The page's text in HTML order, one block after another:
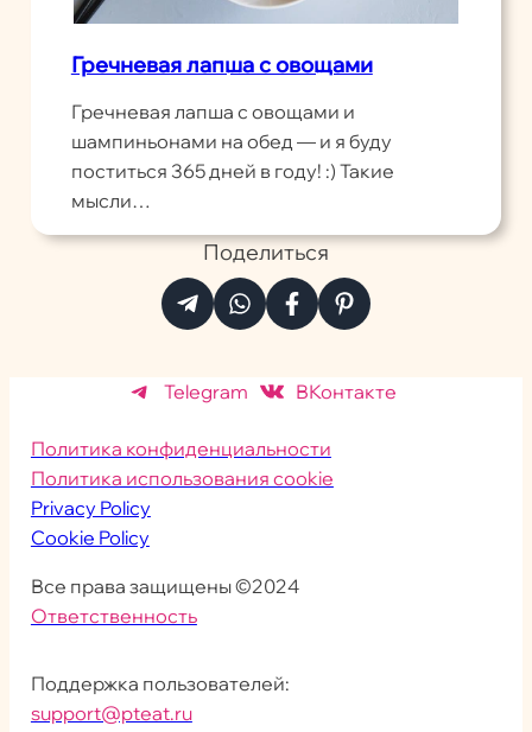
Гречневая лапша с овощами
Гречневая лапша с овощами и
шампиньонами на обед — и я буду
поститься 365 дней в году! :) Такие
мысли…
Поделиться
Telegram ВКонтакте
Политика конфиденциальности
Политика использования cookie
Privacy Policy
Cookie Policy
Все права защищены ©2024
Ответственность
Поддержка пользователей:
support@pteat.ru